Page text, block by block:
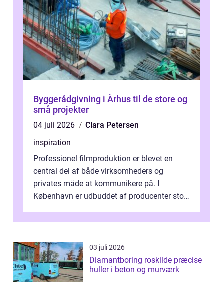
Byggerådgivning i Århus til de store og
små projekter
04 juli 2026
Clara Petersen
inspiration
Professionel filmproduktion er blevet en
central del af både virksomheders og
privates måde at kommunikere på. I
København er udbuddet af producenter stort,
inti...
03 juli 2026
Diamantboring roskilde præcise
huller i beton og murværk